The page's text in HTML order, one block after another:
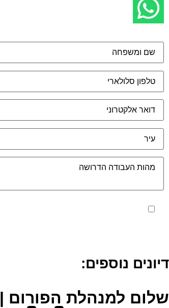
דיונים נוספים:
שלום למנהלת הפורום |a@|